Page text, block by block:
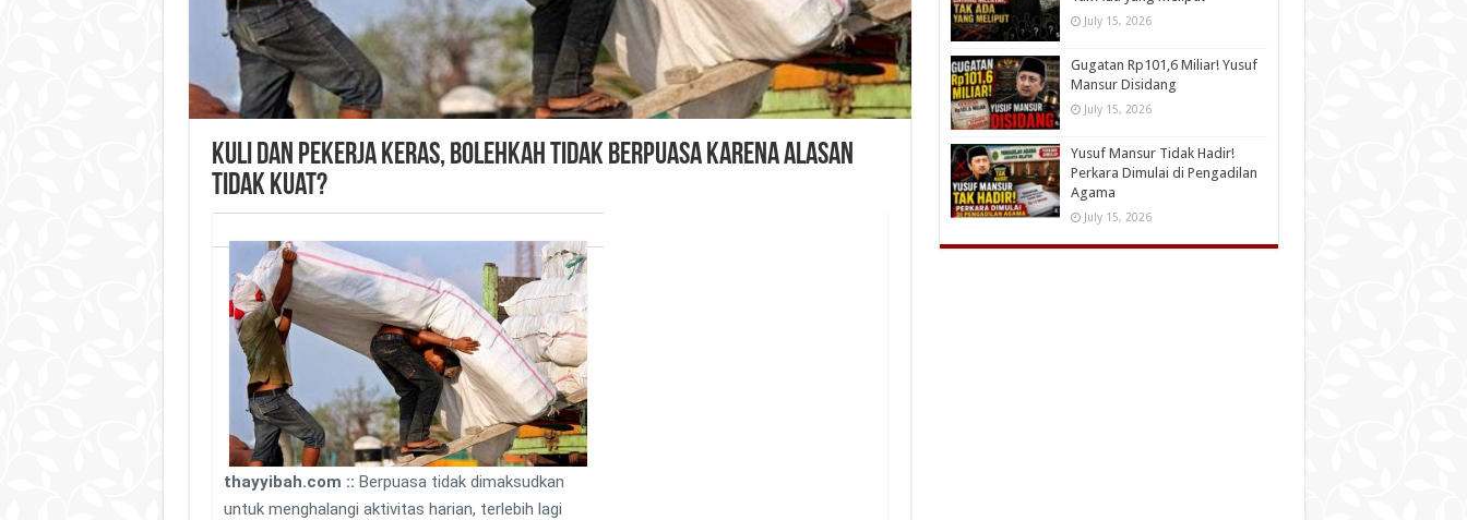
Kuli dan Pekerja Keras, Bolehkah Tidak Berpuasa Karena Alasan
Tidak Kuat?
thayyibah.com :: Berpuasa tidak dimaksudkan
untuk menghalangi aktivitas harian, terlebih lagi
July 15, 2026
Gugatan Rp101,6 Miliar! Yusuf
Mansur Disidang
July 15, 2026
Yusuf Mansur Tidak Hadir!
Perkara Dimulai di Pengadilan
Agama
July 15, 2026